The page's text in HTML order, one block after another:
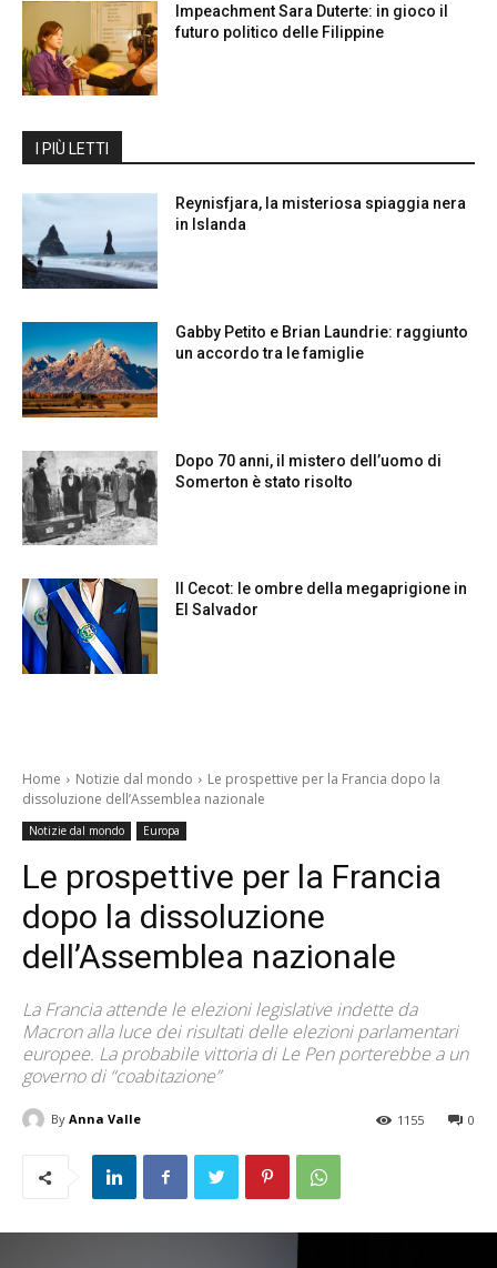
Impeachment Sara Duterte: in gioco il
futuro politico delle Filippine
I PIÙ LETTI
Reynisfjara, la misteriosa spiaggia nera
in Islanda
Gabby Petito e Brian Laundrie: raggiunto
un accordo tra le famiglie
Dopo 70 anni, il mistero dell’uomo di
Somerton è stato risolto
Il Cecot: le ombre della megaprigione in
El Salvador